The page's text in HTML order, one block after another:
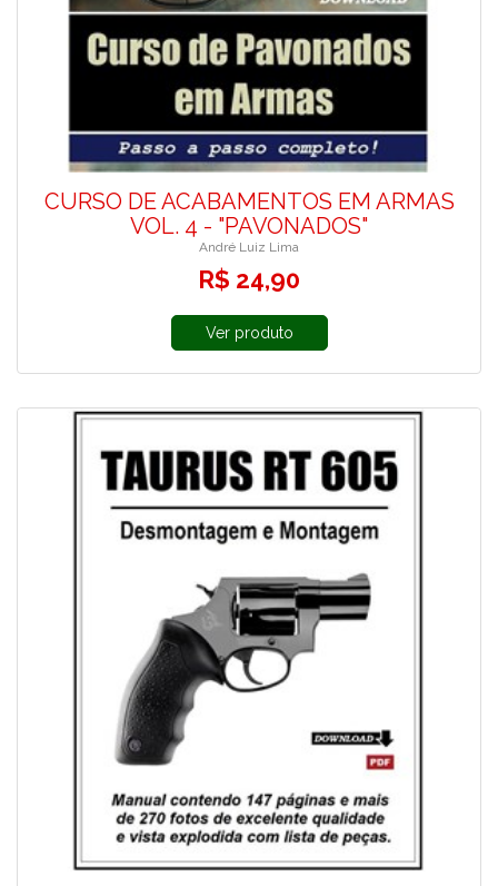
CURSO DE ACABAMENTOS EM ARMAS
VOL. 4 - "PAVONADOS"
André Luiz Lima
R$ 24,90
Ver produto